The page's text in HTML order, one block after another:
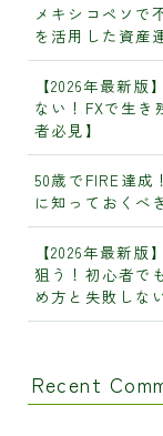
メキシコペソで
を活用した資産
【2026年最新
ない！FXで生き
者必見】
50歳でFIRE達成
に知っておくべ
【2026年最新
狙う！初心者で
め方と失敗しな
Recent